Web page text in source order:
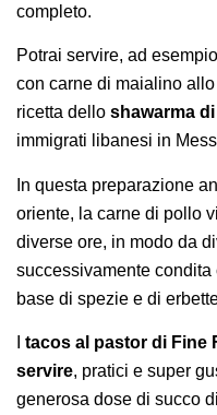
completo.
Potrai servire, ad
con carne di maialino
ricetta dello shawarma
immigrati libanesi in
In questa preparazione
oriente, la carne di pollo
diverse ore, in modo da
successivamente
base di spezie e di
tacos al pastor di Fine
servire, pratici e super
generosa dose di succo